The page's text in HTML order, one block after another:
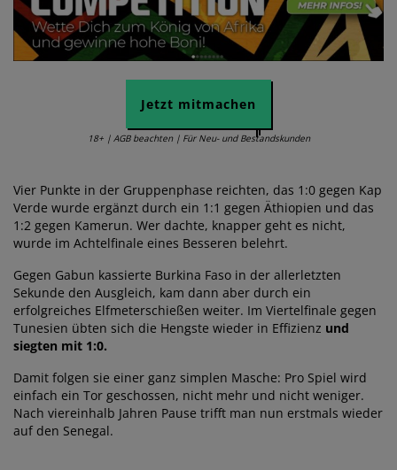
Jetzt mitmachen
18+ | AGB beachten | Für Neu- und Bestandskunden
Vier Punkte in der Gruppenphase reichten, das 1:0 gegen Kap
Verde wurde ergänzt durch ein 1:1 gegen Äthiopien und das
1:2 gegen Kamerun. Wer dachte, knapper geht es nicht,
wurde im Achtelfinale eines Besseren belehrt.
Gegen Gabun kassierte Burkina Faso in der allerletzten
Sekunde den Ausgleich, kam dann aber durch ein
erfolgreiches Elfmeterschießen weiter. Im Viertelfinale gegen
Tunesien übten sich die Hengste wieder in Effizienz und
siegten mit 1:0.
Damit folgen sie einer ganz simplen Masche: Pro Spiel wird
einfach ein Tor geschossen, nicht mehr und nicht weniger.
Nach viereinhalb Jahren Pause trifft man nun erstmals wieder
auf den Senegal.